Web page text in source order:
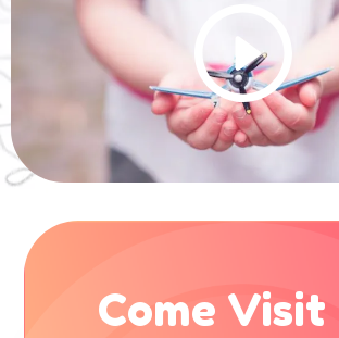
Come Visit